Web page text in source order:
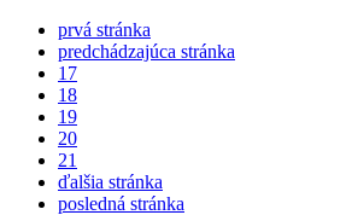
prvá stránka
predchádzajúca stránka
17
18
19
20
21
ďalšia stránka
posledná stránka